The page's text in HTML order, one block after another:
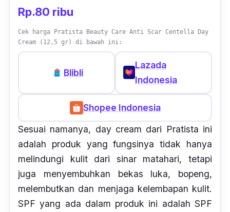
Rp.80 ribu
Cek harga Pratista Beauty Care Anti Scar Centella Day
Cream (12,5 gr) di bawah ini:
Blibli
Lazada
Indonesia
Shopee Indonesia
Sesuai namanya, day cream dari Pratista ini
adalah produk yang fungsinya tidak hanya
melindungi kulit dari sinar matahari, tetapi
juga menyembuhkan bekas luka, bopeng,
melembutkan dan menjaga kelembapan kulit.
SPF yang ada dalam produk ini adalah SPF